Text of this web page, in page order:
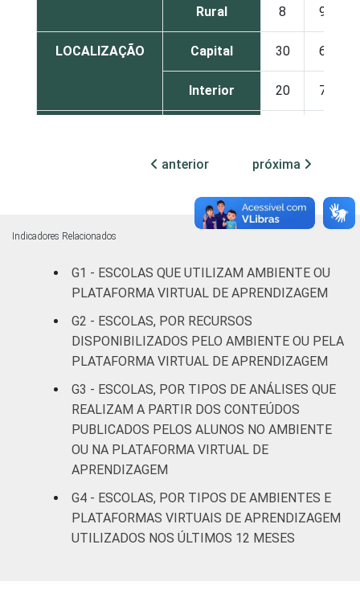
Rural 8 90
LOCALIZAÇÃO Capital 30 68
Interior 20 77
Estadual 37
Públicas
(Municipal,
Federal)
NÍVEL DE ENSINO
MAIS ELEVADO
OFERTADO
Até
Educação
Infantil ou
anos iniciais
do Ensino
Fundamental
14 82
finais do
Ensino
Fundamental
22 76
anterior próxima
Indicadores Relacionados
G1 - ESCOLAS QUE UTILIZAM AMBIENTE OU
PLATAFORMA VIRTUAL DE APRENDIZAGEM
G2 - ESCOLAS, POR RECURSOS
DISPONIBILIZADOS PELO AMBIENTE OU PELA
PLATAFORMA VIRTUAL DE APRENDIZAGEM
G3 - ESCOLAS, POR TIPOS DE ANÁLISES QUE
REALIZAM A PARTIR DOS CONTEÚDOS
PUBLICADOS PELOS ALUNOS NO AMBIENTE
OU NA PLATAFORMA VIRTUAL DE
APRENDIZAGEM
G4 - ESCOLAS, POR TIPOS DE AMBIENTES E
PLATAFORMAS VIRTUAIS DE APRENDIZAGEM
UTILIZADOS NOS ÚLTIMOS 12 MESES